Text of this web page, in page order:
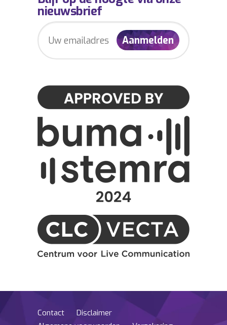
nieuwsbrief
Contact
Disclaimer